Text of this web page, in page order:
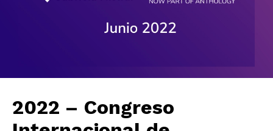
2022 – Congreso